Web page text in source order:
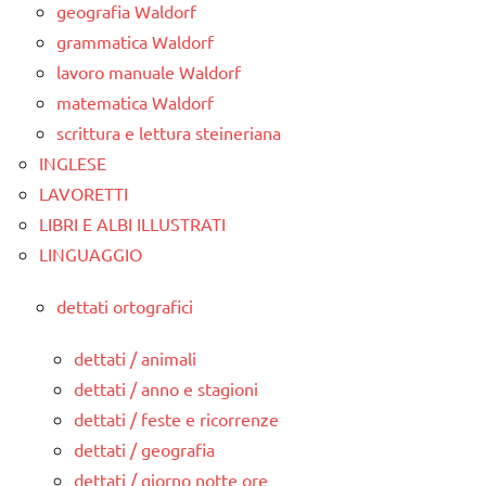
geografia Waldorf
grammatica Waldorf
lavoro manuale Waldorf
matematica Waldorf
scrittura e lettura steineriana
INGLESE
LAVORETTI
LIBRI E ALBI ILLUSTRATI
LINGUAGGIO
dettati ortografici
dettati / animali
dettati / anno e stagioni
dettati / feste e ricorrenze
dettati / geografia
dettati / giorno notte ore